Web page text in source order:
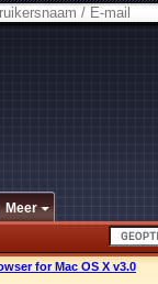
Meer
for Mac OS X v3.0